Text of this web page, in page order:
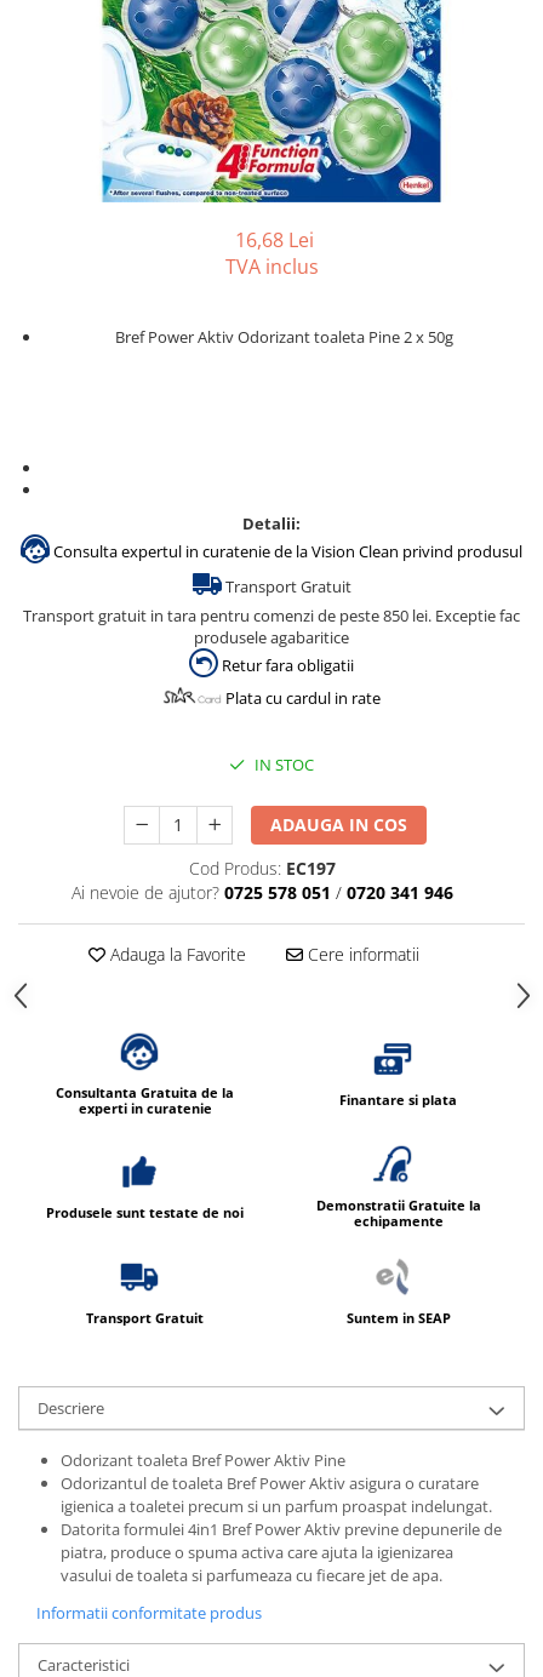
Gama de cosmetice hoteliere
Salvatore Ferragamo
Gama de cosmetice hoteliere Sense
Papuci hotel
16,68 Lei
TVA inclus
Bref Power Aktiv Odorizant toaleta Pine 2 x 50g
Detalii:
Consulta expertul in curatenie de la Vision Clean privind produsul
Transport Gratuit
Transport gratuit in tara pentru comenzi de peste 850 lei. Exceptie fac
produsele agabaritice
Retur fara obligatii
Plata cu cardul in rate
IN STOC
ADAUGA IN COS
Cod Produs: EC197
Ai nevoie de ajutor? 0725 578 051 / 0720 341 946
Adauga la Favorite Cere informatii
Consultanta Gratuita de la
experti in curatenie
Finantare si plata
Produsele sunt testate de noi
Demonstratii Gratuite la
echipamente
Transport Gratuit Suntem in SEAP
Descriere
Odorizant toaleta Bref Power Aktiv Pine
Odorizantul de toaleta Bref Power Aktiv asigura o curatare
igienica a toaletei precum si un parfum proaspat indelungat.
Datorita formulei 4in1 Bref Power Aktiv previne depunerile de
piatra, produce o spuma activa care ajuta la igienizarea
vasului de toaleta si parfumeaza cu fiecare jet de apa.
Informatii conformitate produs
Caracteristici